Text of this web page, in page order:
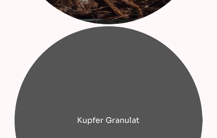
Kupfer Granulat